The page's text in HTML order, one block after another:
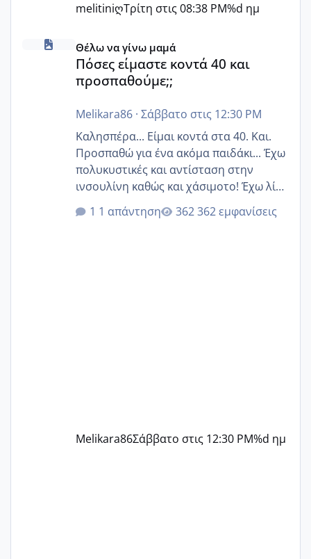
melitiniღΤρίτη στις 08:38 PM%d ημ
Πόσες είμαστε κοντά 40 και προσπαθούμε;;
Θέλω να γίνω μαμά
Πόσες είμαστε κοντά 40 και
προσπαθούμε;;
Melikara86· Σάββατο στις 12:30 PM
Καλησπέρα... Είμαι κοντά στα 40. Και.
Προσπαθώ για ένα ακόμα παιδάκι... Έχω
πολυκυστικές και αντίσταση στην
ινσουλίνη καθώς και χάσιμοτο! Έχω λίγα
κιλά παραπάνω και όσο κ αν προσπαθώ
δεν χάνω εύκολα! Προσπαθώ για ακόμη
1 απάντηση 362 εμφανίσεις
Melikara86Σάββατο στις 12:30 PM%d ημ